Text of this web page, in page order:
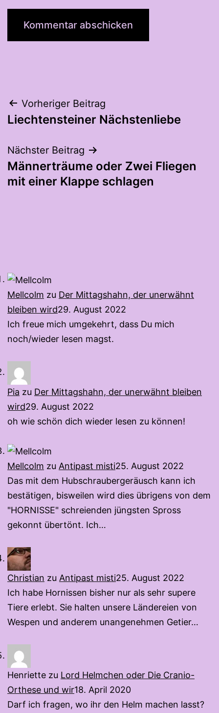
Beitragsnavigation
Vorheriger Beitrag
Liechtensteiner Nächstenliebe
Nächster Beitrag
Männerträume oder Zwei Fliegen
mit einer Klappe schlagen
Mellcolm zu Der Mittagshahn, der unerwähnt
bleiben wird29. August 2022
Ich freue mich umgekehrt, dass Du mich
noch/wieder lesen magst.
Pia zu Der Mittagshahn, der unerwähnt bleiben
wird29. August 2022
oh wie schön dich wieder lesen zu können!
Mellcolm zu Antipast misti25. August 2022
Das mit dem Hubschraubergeräusch kann ich
bestätigen, bisweilen wird dies übrigens von dem
"HORNISSE" schreienden jüngsten Spross
gekonnt übertönt. Ich…
Christian zu Antipast misti25. August 2022
Ich habe Hornissen bisher nur als sehr supere
Tiere erlebt. Sie halten unsere Ländereien von
Wespen und anderem unangenehmen Getier…
Henriette zu Lord Helmchen oder Die Cranio-
Orthese und wir18. April 2020
Darf ich fragen, wo ihr den Helm machen lasst?